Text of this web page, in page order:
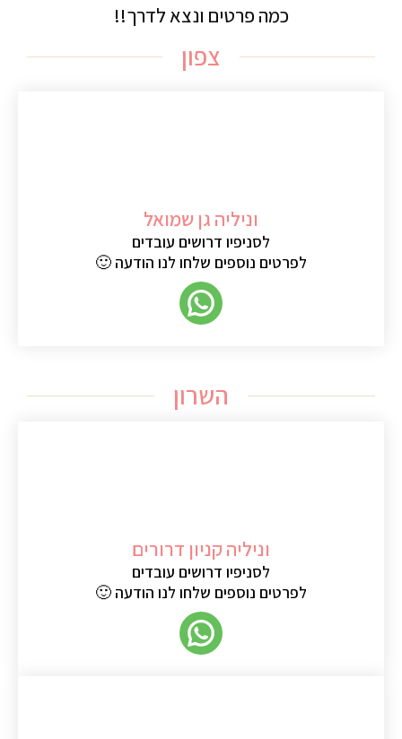
כמה פרטים ונצא לדרך!!
צפון
וניליה גן שמואל
לסניפיו דרושים עובדים
לפרטים נוספים שלחו לנו הודעה 🙂
השרון
וניליה קניון דרורים
לסניפיו דרושים עובדים
לפרטים נוספים שלחו לנו הודעה 🙂